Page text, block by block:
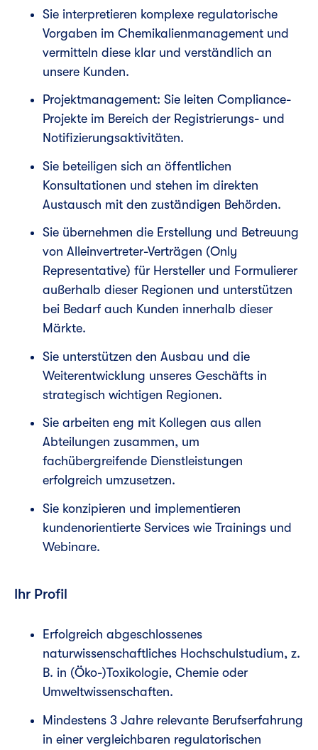
Sie interpretieren komplexe regulatorische
Vorgaben im Chemikalienmanagement und
vermitteln diese klar und verständlich an
unsere Kunden.
Projektmanagement: Sie leiten Compliance-
Projekte im Bereich der Registrierungs- und
Notifizierungsaktivitäten.
Sie beteiligen sich an öffentlichen
Konsultationen und stehen im direkten
Austausch mit den zuständigen Behörden.
Sie übernehmen die Erstellung und Betreuung
von Alleinvertreter-Verträgen (Only
Representative) für Hersteller und Formulierer
außerhalb dieser Regionen und unterstützen
bei Bedarf auch Kunden innerhalb dieser
Märkte.
Sie unterstützen den Ausbau und die
Weiterentwicklung unseres Geschäfts in
strategisch wichtigen Regionen.
Sie arbeiten eng mit Kollegen aus allen
Abteilungen zusammen, um
fachübergreifende Dienstleistungen
erfolgreich umzusetzen.
Sie konzipieren und implementieren
kundenorientierte Services wie Trainings und
Webinare.
Ihr Profil
Erfolgreich abgeschlossenes
naturwissenschaftliches Hochschulstudium, z.
B. in (Öko-)Toxikologie, Chemie oder
Umweltwissenschaften.
Mindestens 3 Jahre relevante Berufserfahrung
in einer vergleichbaren regulatorischen